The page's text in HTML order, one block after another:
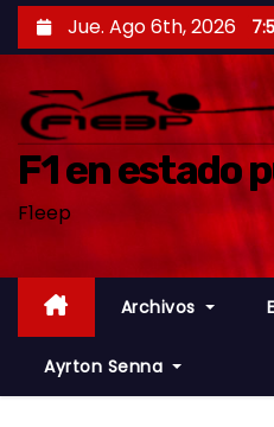
a
c
Jue. Ago 6th, 2026
F1 en estado
F1eep
Archivos
Ayrton Senna